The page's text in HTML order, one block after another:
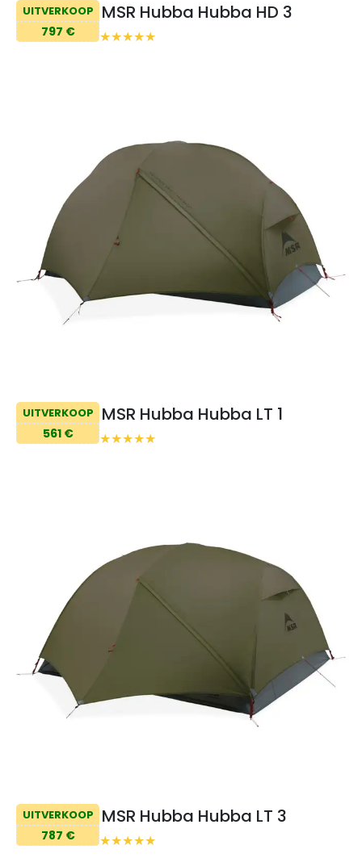
UITVERKOOP
797 €
MSR Hubba Hubba HD 3
UITVERKOOP
561 €
MSR Hubba Hubba LT 1
UITVERKOOP
787 €
MSR Hubba Hubba LT 3